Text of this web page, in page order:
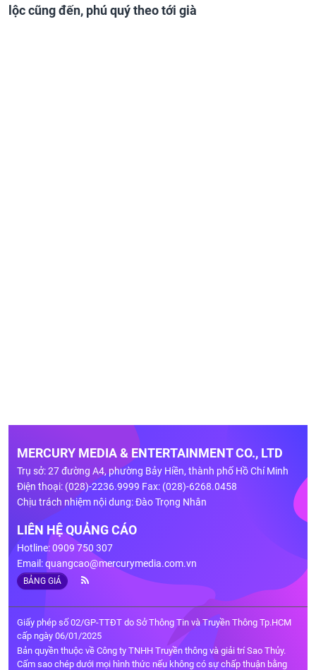
lộc cũng đến, phú quý theo tới già
MERCURY MEDIA & ENTERTAINMENT CO., LTD
Trụ sở: 27 đường A4, phường Bảy Hiền, thành phố Hồ Chí Minh
Điện thoại: (028)-2236.9999 Fax: (028)-6268.0458
Chịu trách nhiệm nội dung: Đào Trọng Nhân
LIÊN HỆ QUẢNG CÁO
Hotline: 0909 750 307
Email:quangcao@mercurymedia.com.vn
BẢNG GIÁ
Giấy phép số 02/GP-TTĐT do Sở Thông Tin và Truyền Thông Tp.HCM
cấp ngày 06/01/2025
Bản quyền thuộc về Công ty TNHH Truyền thông và giải trí Sao Thủy.
Cấm sao chép dưới mọi hình thức nếu không có sự chấp thuận bằng